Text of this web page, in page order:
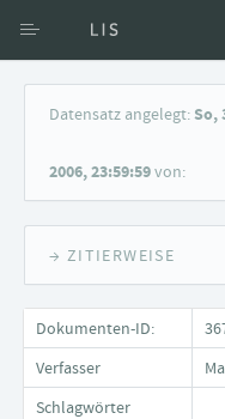
Zugang über Verfasser
Suche nach Schlagwort
Datensatz angelegt:So,
2006, 23:59:59von:
→ ZITIERWEISE
Dokumenten-ID:
Verfasser
Schlagwörter